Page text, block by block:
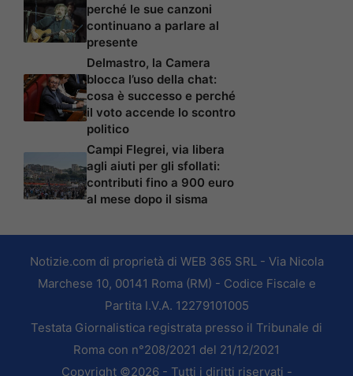
perché le sue canzoni
continuano a parlare al
presente
Delmastro, la Camera
blocca l’uso della chat:
cosa è successo e perché
il voto accende lo scontro
politico
Campi Flegrei, via libera
agli aiuti per gli sfollati:
contributi fino a 900 euro
al mese dopo il sisma
Notizie.com di proprietà di WEB 365 SRL - Via Nicola
Marchese 10, 00141 Roma (RM) - Codice Fiscale e
Partita I.V.A. 12279101005
Testata Giornalistica registrata presso il Tribunale di
Roma con n°208/2021 del 21/12/2021
Copyright ©2026 - Tutti i diritti riservati -